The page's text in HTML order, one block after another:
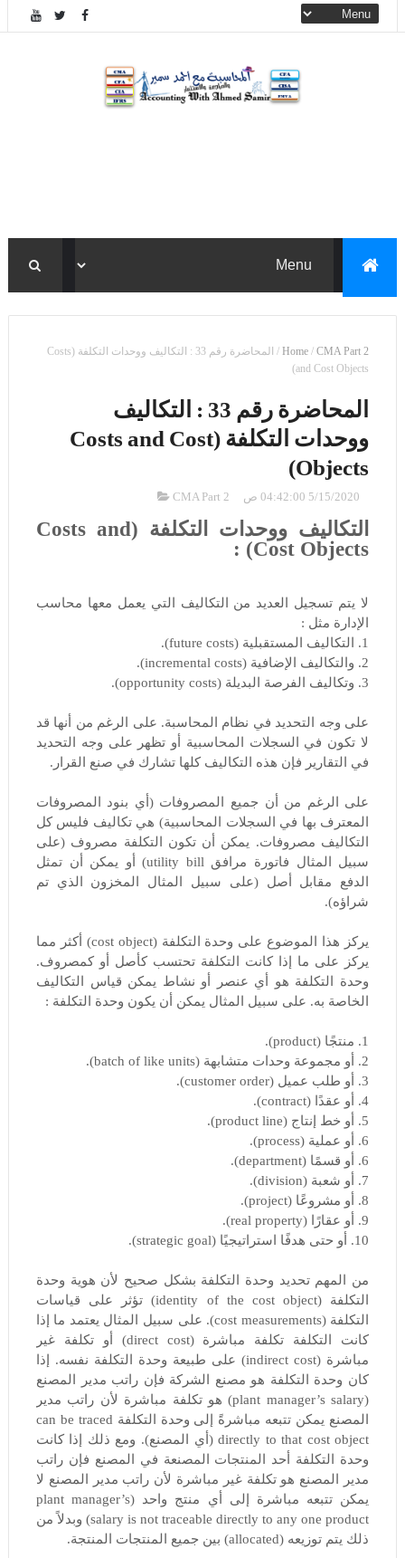
Home / CMA Part 2
/
المحاضرة رقم 33 : التكاليف ووحدات التكلفة (Costs
and Cost Objects)
المحاضرة رقم 33 : التكاليف
ووحدات التكلفة (Costs and Cost
Objects)
5/15/2020 04:42:00 ص CMA Part 2
التكاليف ووحدات التكلفة (Costs and
Cost Objects) :
لا يتم تسجيل العديد من التكاليف التي يعمل معها محاسب
الإدارة مثل :
1. التكاليف المستقبلية (future costs).
2. والتكاليف الإضافية (incremental costs).
3. وتكاليف الفرصة البديلة (opportunity costs).
على وجه التحديد في نظام المحاسبة. على الرغم من أنها قد
لا تكون في السجلات المحاسبية أو تظهر على وجه التحديد
في التقارير فإن هذه التكاليف كلها تشارك في صنع القرار.
على الرغم من أن جميع المصروفات (أي بنود المصروفات
المعترف بها في السجلات المحاسبية) هي تكاليف فليس كل
التكاليف مصروفات. يمكن أن تكون التكلفة مصروف (على
سبيل المثال فاتورة مرافق utility bill) أو يمكن أن تمثل
الدفع مقابل أصل (على سبيل المثال المخزون الذي تم
شراؤه).
يركز هذا الموضوع على وحدة التكلفة (cost object) أكثر مما
يركز على ما إذا كانت التكلفة تحتسب كأصل أو كمصروف.
وحدة التكلفة هو أي عنصر أو نشاط يمكن قياس التكاليف
الخاصة به. على سبيل المثال يمكن أن يكون وحدة التكلفة :
1. منتجًا (product).
2. أو مجموعة وحدات متشابهة (batch of like units).
3. أو طلب عميل (customer order).
4. أو عقدًا (contract).
5. أو خط إنتاج (product line).
6. أو عملية (process).
6. أو قسمًا (department).
7. أو شعبة (division).
8. أو مشروعًا (project).
9. أو عقارًا (real property).
10. أو حتى هدفًا استراتيجيًا (strategic goal).
من المهم تحديد وحدة التكلفة بشكل صحيح لأن هوية وحدة
التكلفة (identity of the cost object) تؤثر على قياسات
التكلفة (cost measurements). على سبيل المثال يعتمد ما إذا
كانت التكلفة تكلفة مباشرة (direct cost) أو تكلفة غير
مباشرة (indirect cost) على طبيعة وحدة التكلفة نفسه. إذا
كان وحدة التكلفة هو مصنع الشركة فإن راتب مدير المصنع
(plant manager’s salary) هو تكلفة مباشرة لأن راتب مدير
المصنع يمكن تتبعه مباشرةً إلى وحدة التكلفة can be traced
directly to that cost object (أي المصنع). ومع ذلك إذا كانت
وحدة التكلفة أحد المنتجات المصنعة في المصنع فإن راتب
مدير المصنع هو تكلفة غير مباشرة لأن راتب مدير المصنع لا
يمكن تتبعه مباشرة إلى أي منتج واحد (plant manager’s
salary is not traceable directly to any one product) وبدلاً من
ذلك يتم توزيعه (allocated) بين جميع المنتجات المنتجة.